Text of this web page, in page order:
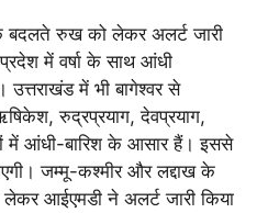
बदलते रुख को लेकर अलर्ट जारी
में वर्षा के साथ आंधी
उत्तराखंड में भी बागेश्वर से
रुद्रप्रयाग, देवप्रयाग,
में आंधी-बारिश के आसार हैं। इससे
जम्मू-कश्मीर और लद्दाख के
लेकर आईएमडी ने अलर्ट जारी किया